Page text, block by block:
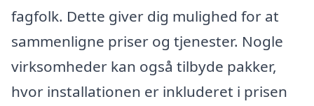
fagfolk. Dette giver dig mulighed for at
sammenligne priser og tjenester. Nogle
virksomheder kan også tilbyde pakker,
hvor installationen er inkluderet i prisen